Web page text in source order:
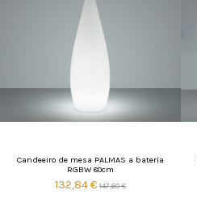
Candeeiro de mesa PALMAS a bateria
RGBW 80cm
132,84 € 147,60 €